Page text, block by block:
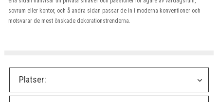
sovrum eller kontor, och å andra sidan passar de in i moderna konventioner och
motsvarar de mest önskade dekorationstrenderna.
Platser: